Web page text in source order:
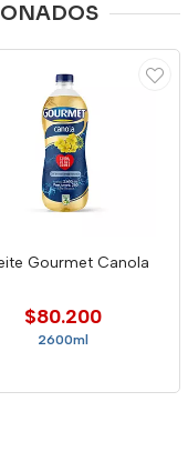
Gourmet Canola
$80.200
2600ml